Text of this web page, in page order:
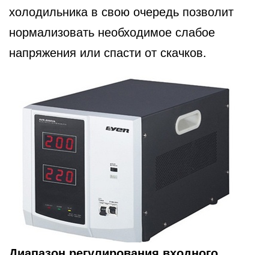
холодильника в свою очередь позволит
нормализовать необходимое слабое
напряжения или спасти от скачков.